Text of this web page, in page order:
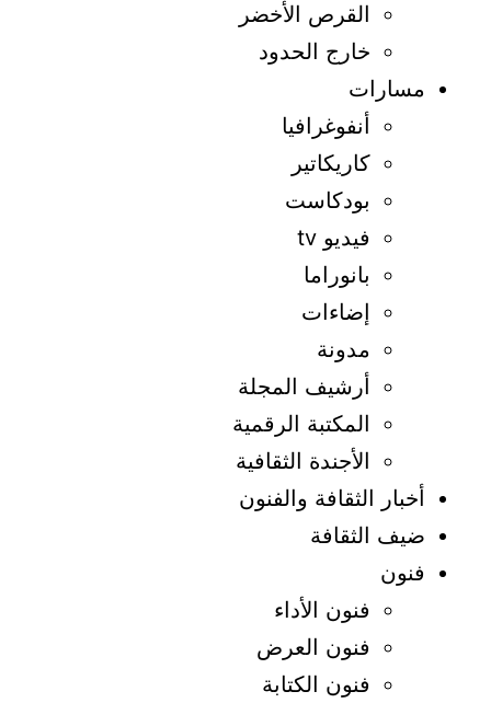
القرص الأخضر
خارج الحدود
مسارات
أنفوغرافيا
كاريكاتير
بودكاست
فيديو tv
بانوراما
إضاءات
مدونة
أرشيف المجلة
المكتبة الرقمية
الأجندة الثقافية
أخبار الثقافة والفنون
ضيف الثقافة
فنون
فنون الأداء
فنون العرض
فنون الكتابة